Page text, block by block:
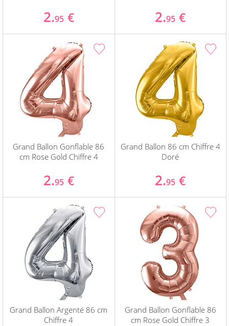
2.95 € 2.95 €
Grand Ballon Gonflable 86
cm Rose Gold Chiffre 4
2.95 €
Grand Ballon 86 cm Chiffre 4
Doré
2.95 €
Grand Ballon Argenté 86 cm
Chiffre 4
Grand Ballon Gonflable 86
cm Rose Gold Chiffre 3